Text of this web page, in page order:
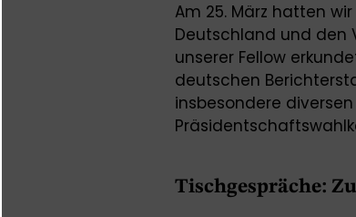
Am 25. März hatten
Deutschland und den
unserer Fellow
deutschen
insbesondere
Tischgespräche: